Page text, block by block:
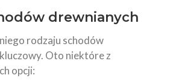
drewnianych
rodzaju schodów
Oto niektóre z
opcji: